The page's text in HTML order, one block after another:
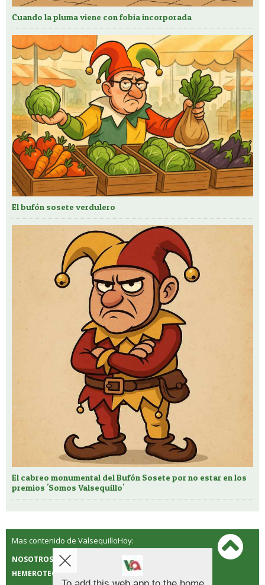
Cuando la pluma viene con fobia incorporada
El bufón sosete verdulero
El cabreo monumental del Bufón Sosete por no estar en los
premios 'Somos Valsequillo'
Mas contenido de ValsequilloHoy:
NOSOTROS
CONTACTO
HEMEROTECA
POLÍTICA DE COOKIES